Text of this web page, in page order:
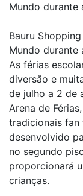
Mundo durante
Bauru
Mundo durante
As férias
diversão e
de julho a 2 de
Arena de
tradicionais fan
desenvolvido
no segundo
proporcionará
crianças.